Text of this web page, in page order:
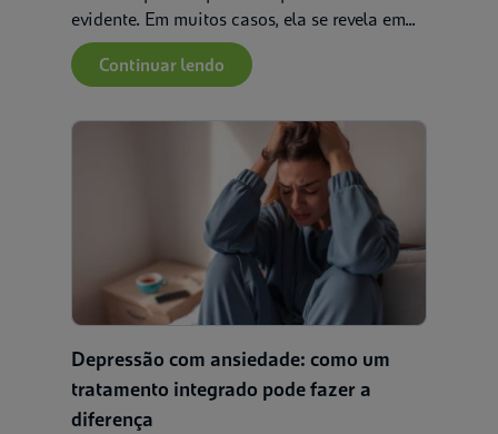
evidente. Em muitos casos, ela se revela em...
Continuar lendo
Depressão com ansiedade: como um
tratamento integrado pode fazer a
diferença